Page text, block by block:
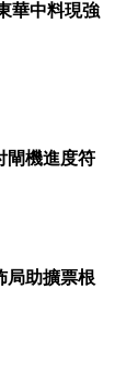
華中料現強
閘機進度符
局助擴票根